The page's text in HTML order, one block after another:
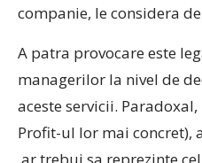
companie, le considera
A patra provocare este
managerilor la nivel de
aceste servicii.
Profit-ul lor mai concret),
ar trebui sa reprezinte